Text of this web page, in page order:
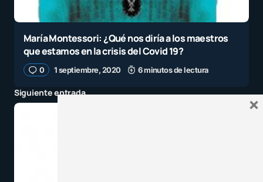
María Montessori: ¿Qué nos diría a los maestros
que estamos en la crisis del Covid 19?
0 1 septiembre, 2020 6 minutos de lectura
Siguiente entrada
×